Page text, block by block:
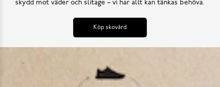
skydd mot väder och slitage – vi har allt kan tänkas behöva.
Köp skovård